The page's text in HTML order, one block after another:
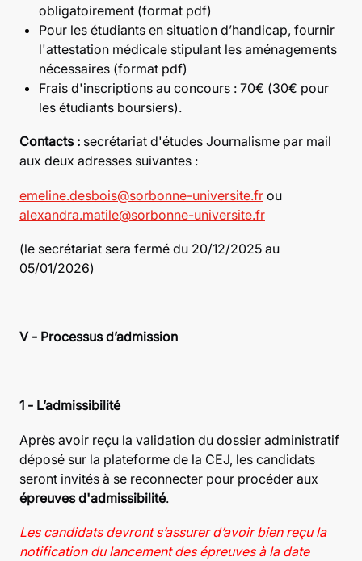
obligatoirement (format pdf)
Pour les étudiants en situation d’handicap, fournir
l'attestation médicale stipulant les aménagements
nécessaires (format pdf)
Frais d'inscriptions au concours : 70€ (30€ pour
les étudiants boursiers).
Contacts : secrétariat d'études Journalisme par mail
aux deux adresses suivantes :
emeline.desbois@sorbonne-universite.fr ou
alexandra.matile@sorbonne-universite.fr
(le secrétariat sera fermé du 20/12/2025 au
05/01/2026)
V - Processus d’admission
1 - L’admissibilité
Après avoir reçu la validation du dossier administratif
déposé sur la plateforme de la CEJ, les candidats
seront invités à se reconnecter pour procéder aux
épreuves d'admissibilité.
Les candidats devront s’assurer d’avoir bien reçu la
notification du lancement des épreuves à la date